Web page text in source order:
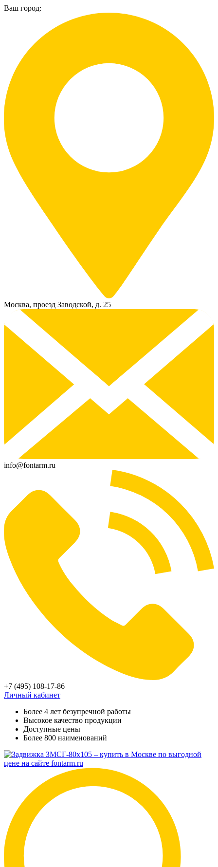
Ваш город:
Москва, проезд Заводской, д. 25
info@fontarm.ru
+7 (495) 108-17-86
Личный кабинет
Более 4 лет безупречной работы
Высокое качество продукции
Доступные цены
Более 800 наименований